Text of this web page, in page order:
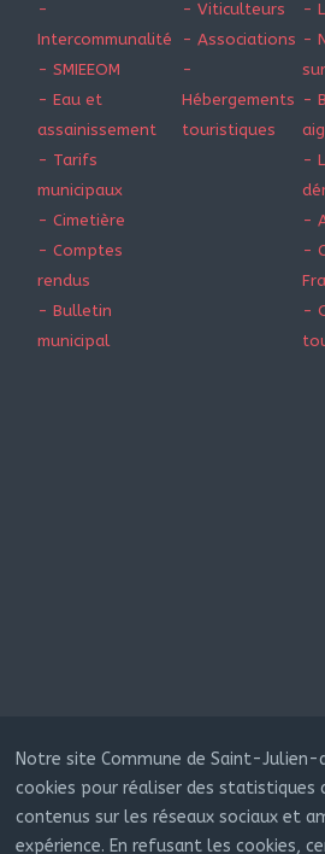
Notre site Commune de Saint-Julien-
cookies pour réaliser des statistiques
contenus sur les réseaux sociaux et
expérience. En refusant les cookies,
-
Intercommunalité
- SMIEEOM
- Eau et
assainissement
- Tarifs
municipaux
- Cimetière
- Comptes
rendus
- Bulletin
municipal
- Viticulteurs
- Associations
-
Hébergements
touristiques
-
-
-
-
-
-
-